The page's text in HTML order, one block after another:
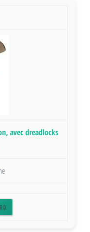
avec dreadlocks